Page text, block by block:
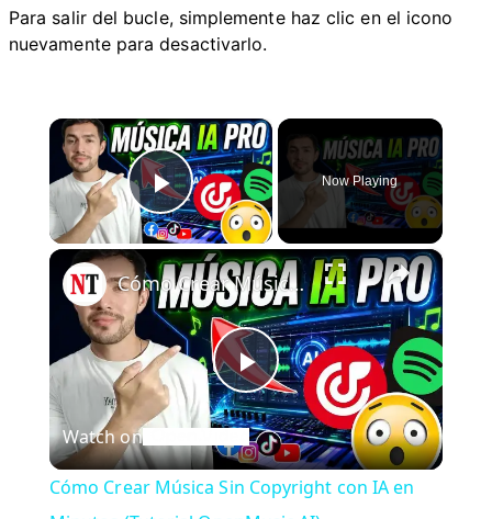
Para salir del bucle, simplemente haz clic en el icono
nuevamente para desactivarlo.
×
Play Video
Now Playing
×
P
l
Cómo Crear Música Sin Copyright con IA en Minutos (Tutorial OpenMusic AI)
Watch on
Cómo Crear Música Sin Copyright con IA en